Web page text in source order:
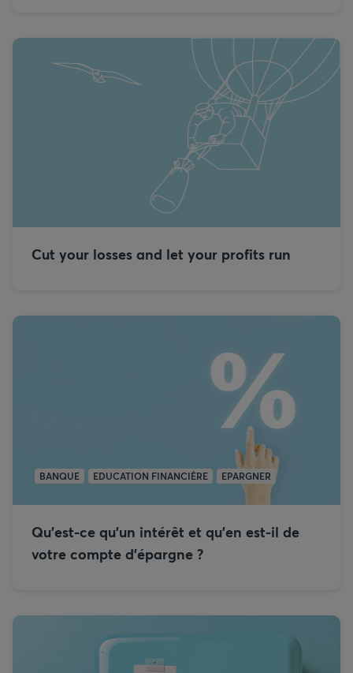
Cut your losses and let your profits run
BANQUE EDUCATION FINANCIÈRE EPARGNER
Qu’est-ce qu’un intérêt et qu’en est-il de
votre compte d’épargne ?